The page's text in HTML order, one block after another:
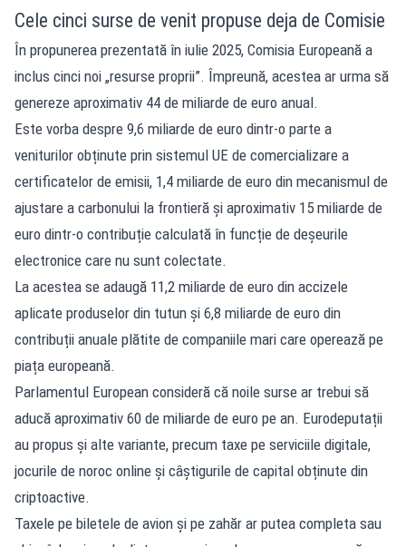
Cele cinci surse de venit propuse deja de Comisie
În propunerea prezentată în iulie 2025, Comisia Europeană a
inclus cinci noi „resurse proprii”. Împreună, acestea ar urma să
genereze aproximativ 44 de miliarde de euro anual.
Este vorba despre 9,6 miliarde de euro dintr-o parte a
veniturilor obținute prin sistemul UE de comercializare a
certificatelor de emisii, 1,4 miliarde de euro din mecanismul de
ajustare a carbonului la frontieră și aproximativ 15 miliarde de
euro dintr-o contribuție calculată în funcție de deșeurile
electronice care nu sunt colectate.
La acestea se adaugă 11,2 miliarde de euro din accizele
aplicate produselor din tutun și 6,8 miliarde de euro din
contribuții anuale plătite de companiile mari care operează pe
piața europeană.
Parlamentul European consideră că noile surse ar trebui să
aducă aproximativ 60 de miliarde de euro pe an. Eurodeputații
au propus și alte variante, precum taxe pe serviciile digitale,
jocurile de noroc online și câștigurile de capital obținute din
criptoactive.
Taxele pe biletele de avion și pe zahăr ar putea completa sau